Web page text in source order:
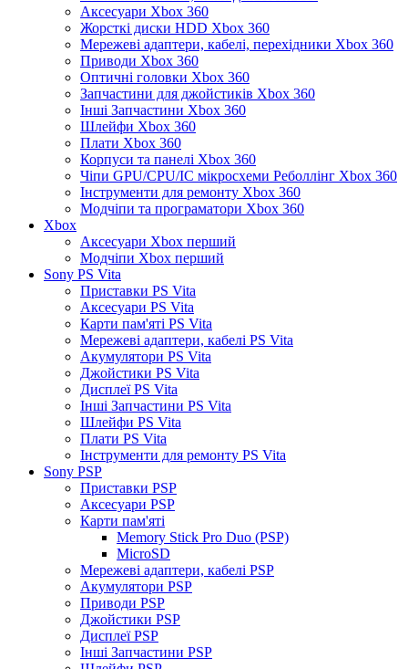
Аксесуари Xbox 360
Жорсткі диски HDD Xbox 360
Мережеві адаптери, кабелі, перехідники Xbox 360
Приводи Xbox 360
Оптичні головки Xbox 360
Запчастини для джойстиків Xbox 360
Інші Запчастини Xbox 360
Шлейфи Xbox 360
Плати Xbox 360
Корпуси та панелі Xbox 360
Чіпи GPU/CPU/IC мікросхеми Реболлінг Xbox 360
Інструменти для ремонту Xbox 360
Модчіпи та програматори Xbox 360
Xbox
Аксесуари Xbox перший
Модчіпи Xbox перший
Sony PS Vita
Приставки PS Vita
Аксесуари PS Vita
Карти пам'яті PS Vita
Мережеві адаптери, кабелі PS Vita
Акумулятори PS Vita
Джойстики PS Vita
Дисплеї PS Vita
Інші Запчастини PS Vita
Шлейфи PS Vita
Плати PS Vita
Інструменти для ремонту PS Vita
Sony PSP
Приставки PSP
Аксесуари PSP
Карти пам'яті
Memory Stick Pro Duo (PSP)
MicroSD
Мережеві адаптери, кабелі PSP
Акумулятори PSP
Приводи PSP
Джойстики PSP
Дисплеї PSP
Інші Запчастини PSP